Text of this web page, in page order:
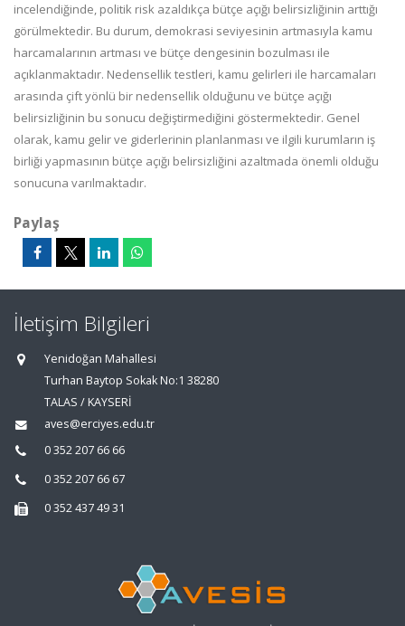
incelendiğinde, politik risk azaldıkça bütçe açığı belirsizliğinin arttığı
görülmektedir. Bu durum, demokrasi seviyesinin artmasıyla kamu
harcamalarının artması ve bütçe dengesinin bozulması ile
açıklanmaktadır. Nedensellik testleri, kamu gelirleri ile harcamaları
arasında çift yönlü bir nedensellik olduğunu ve bütçe açığı
belirsizliğinin bu sonucu değiştirmediğini göstermektedir. Genel
olarak, kamu gelir ve giderlerinin planlanması ve ilgili kurumların iş
birliği yapmasının bütçe açığı belirsizliğini azaltmada önemli olduğu
sonucuna varılmaktadır.
Paylaş
İletişim Bilgileri
Yenidoğan Mahallesi
Turhan Baytop Sokak No:1 38280
TALAS / KAYSERİ
aves@erciyes.edu.tr
0 352 207 66 66
0 352 207 66 67
0 352 437 49 31